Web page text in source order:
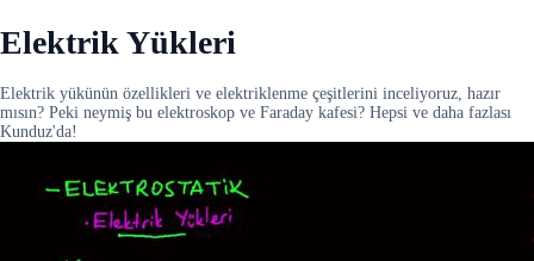
Elektrik Yükleri
Elektrik yükünün özellikleri ve elektriklenme çeşitlerini inceliyoruz, hazır
mısın? Peki neymiş bu elektroskop ve Faraday kafesi? Hepsi ve daha fazlası
Kunduz'da!